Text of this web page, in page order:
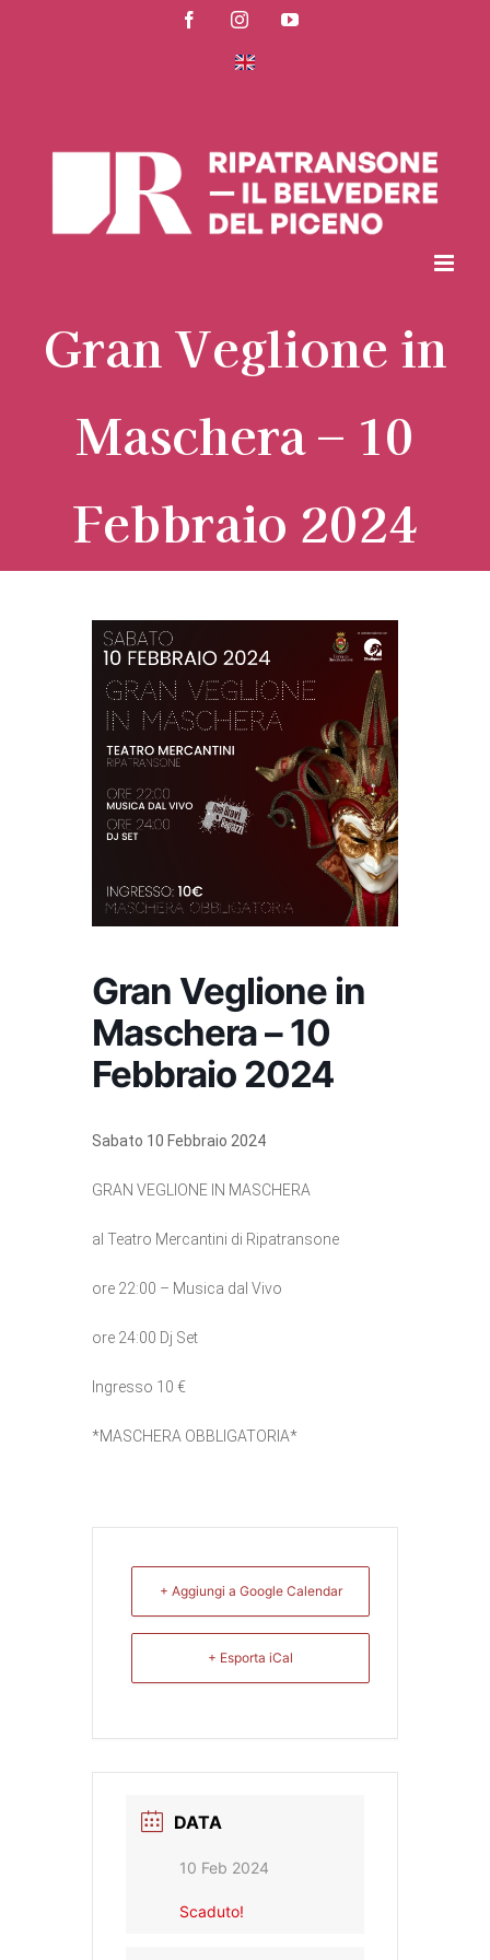
FacebookInstagramYouTube
Gran Veglione in
Maschera – 10
Febbraio 2024
Gran Veglione in
Maschera – 10
Febbraio 2024
Sabato 10 Febbraio 2024
GRAN VEGLIONE IN MASCHERA
al Teatro Mercantini di Ripatransone
ore 22:00 – Musica dal Vivo
ore 24:00 Dj Set
Ingresso 10 €
*MASCHERA OBBLIGATORIA*
+ Aggiungi a Google Calendar
+ Esporta iCal
DATA
10 Feb 2024
Scaduto!